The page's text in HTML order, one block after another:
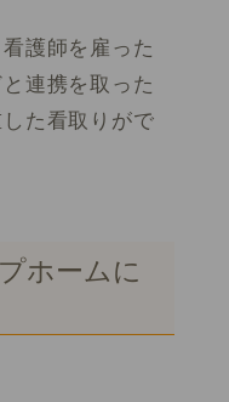
護師を雇った
連携を取った
た看取りがで
ホームに